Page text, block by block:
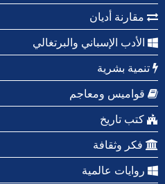
مقارنة أديان
الأدب الإسباني والبرتغالي
تنمية بشرية
قواميس ومعاجم
كتب تاريخ
فكر وثقافة
روايات عالمية